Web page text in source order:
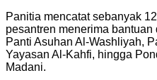
Panitia mencatat sebanyak
pesantren menerima
Panti Asuhan Al-Washliyah,
Yayasan Al-Kahfi, hingga
Madani.